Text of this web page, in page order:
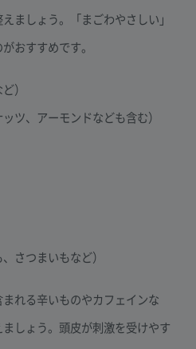
ましょう。「まごわやさしい」
おすすめです。
）
ツ、アーモンドなども含む）
さつまいもなど）
れる辛いものやカフェインな
しょう。頭皮が刺激を受けやす